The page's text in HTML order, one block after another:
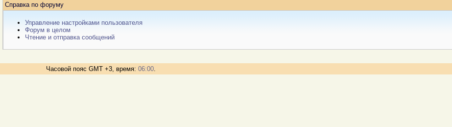
Справка по форуму
Управление настройками пользователя
Форум в целом
Чтение и отправка сообщений
Часовой пояс GMT +3, время: 06:00.